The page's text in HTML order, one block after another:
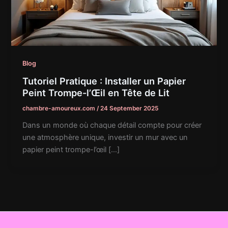
Blog
Tutoriel Pratique : Installer un Papier
Peint Trompe-l’Œil en Tête de Lit
chambre-amoureux.com/24 September 2025
Dans un monde où chaque détail compte pour créer
une atmosphère unique, investir un mur avec un
papier peint trompe-l’œil […]